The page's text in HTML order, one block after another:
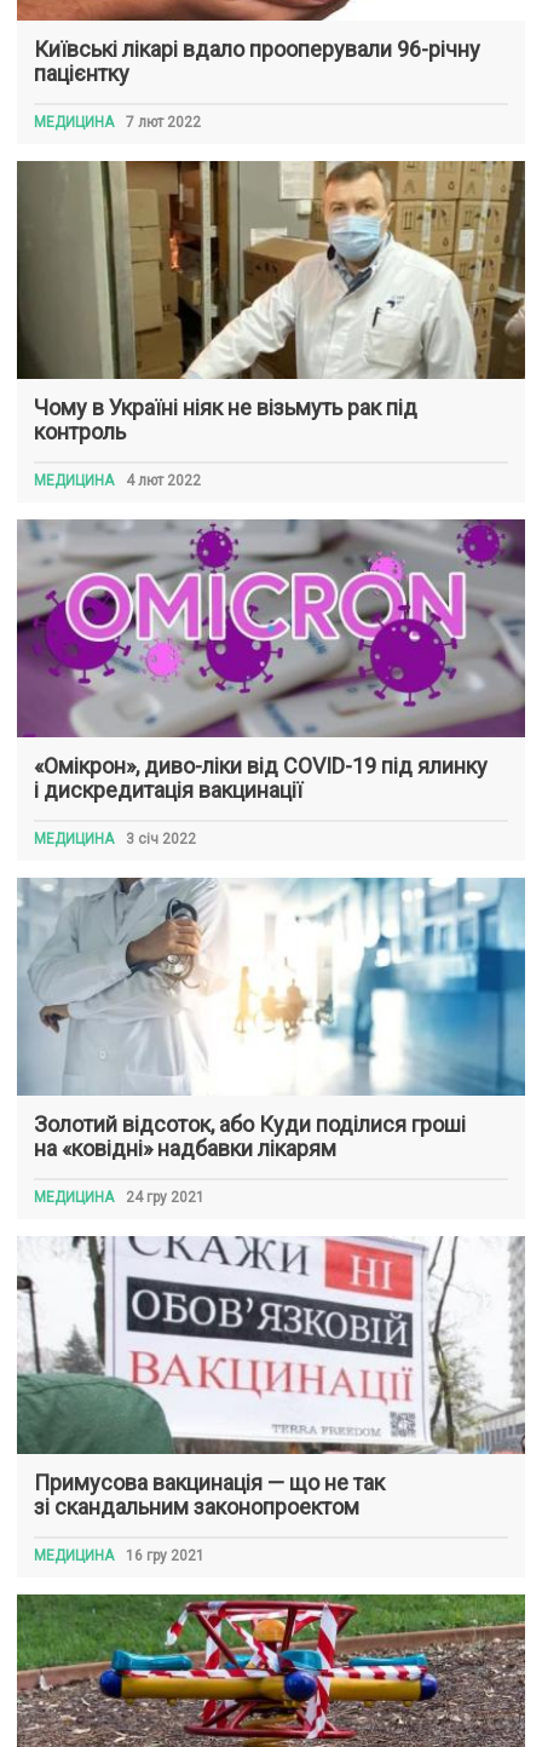
Київські лікарі вдало прооперували 96-річну
пацієнтку
МЕДИЦИНА 7 лют 2022
Чому в Україні ніяк не візьмуть рак під
контроль
МЕДИЦИНА 4 лют 2022
«Омікрон», диво-ліки від COVID-19 під ялинку
і дискредитація вакцинації
МЕДИЦИНА 3 січ 2022
Золотий відсоток, або Куди поділися гроші
на «ковідні» надбавки лікарям
МЕДИЦИНА 24 гру 2021
Примусова вакцинація — що не так
зі скандальним законопроектом
МЕДИЦИНА 16 гру 2021